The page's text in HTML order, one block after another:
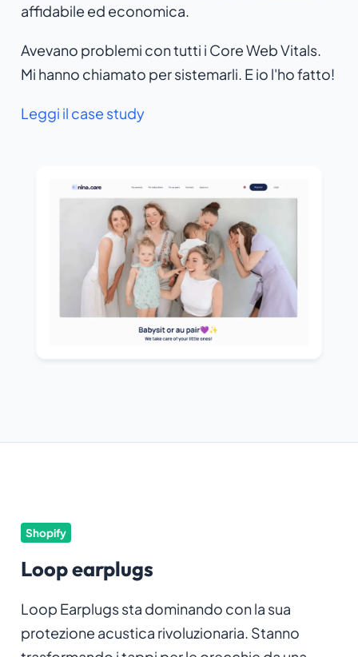
affidabile ed economica.
Avevano problemi con tutti i Core Web Vitals.
Mi hanno chiamato per sistemarli. E io l'ho fatto!
Leggi il case study
Shopify
Loop earplugs
Loop Earplugs sta dominando con la sua
protezione acustica rivoluzionaria. Stanno